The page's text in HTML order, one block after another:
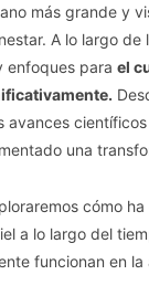
más grande y
A lo largo de
enfoques para el
avances
una
cómo
a lo largo del
funcionan en la